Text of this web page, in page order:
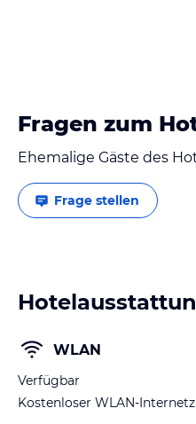
Fragen zum
Ehemalige Gäste des
Frage stellen
WLAN
Verfügbar
Kostenloser WLAN-